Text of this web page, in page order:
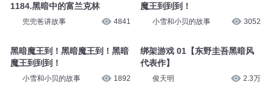
1184.黑暗中的富兰克林
兜兜爸讲故事 4841
黑暗魔王到！黑暗魔王到！黑暗
魔王到到到！
小雪和小贝的故事 1892
魔王到到到！
小雪和小贝的故事 3052
绑架游戏 01【东野圭吾黑暗风
代表作】
俊天明 2.3万